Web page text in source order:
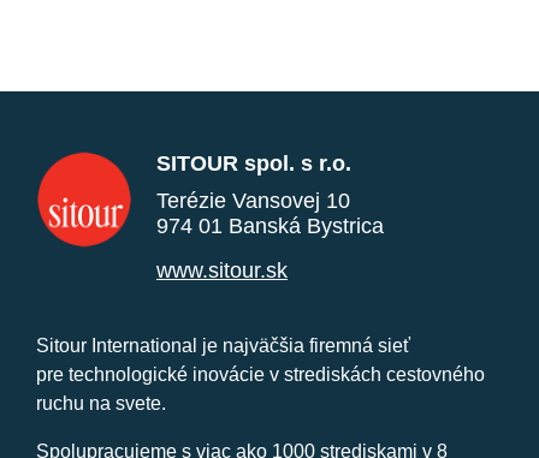
SITOUR spol. s r.o.
Terézie Vansovej 10
974 01 Banská Bystrica
www.sitour.sk
Sitour International je najväčšia firemná sieť
pre technologické inovácie v strediskách cestovného
ruchu na svete.
Spolupracujeme s viac ako 1000 strediskami v 8